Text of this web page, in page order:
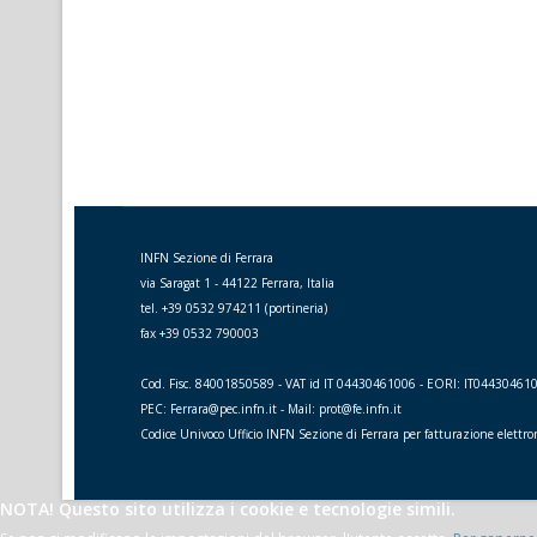
INFN Sezione di Ferrara
via Saragat 1 - 44122 Ferrara, Italia
tel. +39 0532 974211 (portineria)
fax +39 0532 790003
Cod. Fisc. 84001850589 - VAT id IT 04430461006 - EORI:
PEC: Ferrara@pec.infn.it - Mail: prot@fe.infn.it
Codice Univoco Ufficio INFN Sezione di Ferrara per fatturazione
NOTA! Questo sito utilizza i cookie e tecnologie simili.